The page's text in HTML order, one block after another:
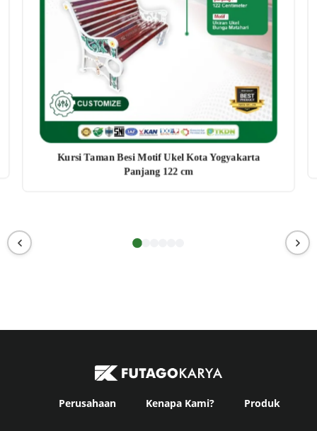
Kursi Taman Besi Motif Ukel Kota Yogyakarta
Panjang 122 cm
Perusahaan Kenapa Kami? Produk